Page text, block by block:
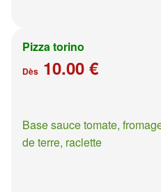
Pizza torino
Dès 10.00 €
Base sauce tomate,
de terre, raclette